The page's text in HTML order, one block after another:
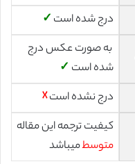
درج شده است ✓
به صورت عکس درج
شده است ✓
درج نشده است☓
کیفیت ترجمه این مقاله
متوسطمیباشد